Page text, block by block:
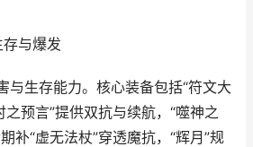
与爆发
与生存能力。核心装备包括“符文大
之预言”提供双抗与续航，“噬神之
补“虚无法杖”穿透魔抗，“辉月”规